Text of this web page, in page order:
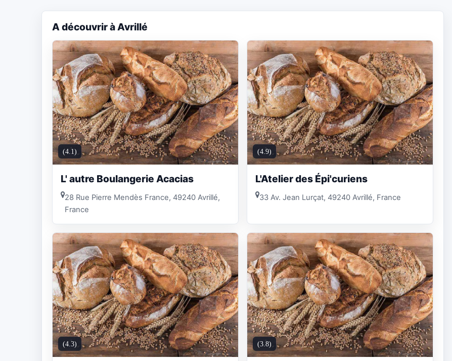
A découvrir à Avrillé
(4.1)
L' autre Boulangerie Acacias
28 Rue Pierre Mendès France, 49240 Avrillé,
France
(4.9)
L'Atelier des Épi'curiens
33 Av. Jean Lurçat, 49240 Avrillé, France
(4.3) (3.8)